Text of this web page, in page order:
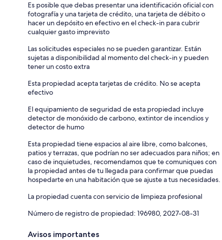
Es posible que debas presentar una identificación oficial con
fotografía y una tarjeta de crédito, una tarjeta de débito o
hacer un depósito en efectivo en el check-in para cubrir
cualquier gasto imprevisto
Las solicitudes especiales no se pueden garantizar. Están
sujetas a disponibilidad al momento del check-in y pueden
tener un costo extra
Esta propiedad acepta tarjetas de crédito. No se acepta
efectivo
El equipamiento de seguridad de esta propiedad incluye
detector de monóxido de carbono, extintor de incendios y
detector de humo
Esta propiedad tiene espacios al aire libre, como balcones,
patios y terrazas, que podrían no ser adecuados para niños; en
caso de inquietudes, recomendamos que te comuniques con
la propiedad antes de tu llegada para confirmar que puedas
hospedarte en una habitación que se ajuste a tus necesidades.
La propiedad cuenta con servicio de limpieza profesional
Número de registro de propiedad: 196980, 2027-08-31
Avisos importantes